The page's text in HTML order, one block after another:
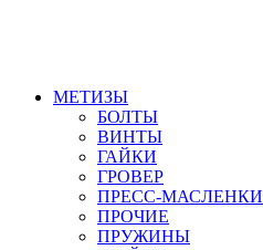
МЕТИЗЫ
БОЛТЫ
ВИНТЫ
ГАЙКИ
ГРОВЕР
ПРЕСС-МАСЛЕНКИ
ПРОЧИЕ
ПРУЖИНЫ